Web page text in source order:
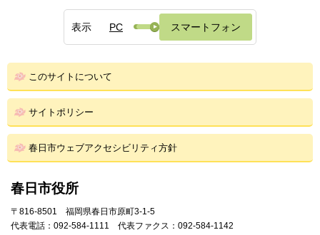
表示 PC スマートフォン
このサイトについて
サイトポリシー
春日市ウェブアクセシビリティ方針
春日市役所
〒816-8501 福岡県春日市原町3-1-5
代表電話：092-584-1111 代表ファクス：092-584-1142